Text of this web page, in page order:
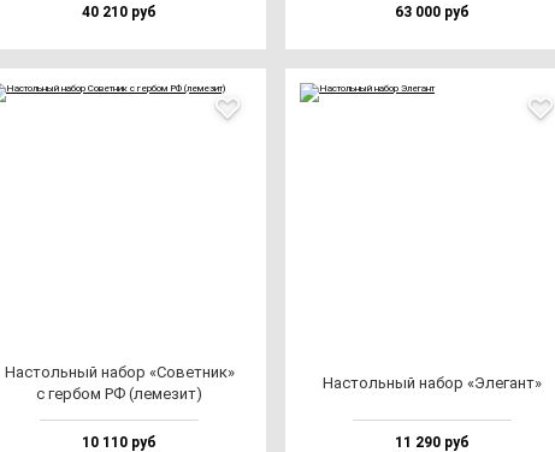
40 210 руб 63 000 руб
Нас­толь­ный на­бор «Совет­ник»
с гер­бом РФ (ле­ме­зит)
10 110 руб
Нас­толь­ный на­бор «Эле­гант»
11 290 руб